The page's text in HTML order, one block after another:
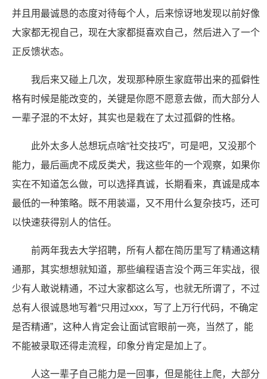
并且用最诚恳的态度对待每个人，后来惊讶地发现以前好像
大家都无视自己，现在大家都挺喜欢自己，然后进入了一个
正反馈状态。
我后来又碰上几次，发现那种原生家庭带出来的孤僻性
格有时候是能改变的，关键是你愿不愿意去做，而大部分人
一辈子混的不太好，其实也是栽在了太过孤僻的性格。
此外太多人总想玩点啥“社交技巧”，可是吧，又没那个
能力，最后画虎不成反类犬，我这些年的一个观察，如果你
实在不知道怎么做，可以选择真诚，长期看来，真诚是成本
最低的一种策略。既不用装逼，又不用什么复杂技巧，还可
以快速获得别人的信任。
前两年我去大学招聘，所有人都在简历里写了精通这精
通那，其实想想就知道，那些编程语言没个两三年实战，很
少有人敢说精通，不过大家都这么写，也就无所谓了，不过
总有人很诚恳地写着“只用过xxx，写了上万行代码，不确定
是否精通”，这种人肯定会让面试官眼前一亮，当然了，能
不能被录取还得走流程，印象分肯定是加上了。
人这一辈子自己能力是一回事，但是能往上爬，大部分